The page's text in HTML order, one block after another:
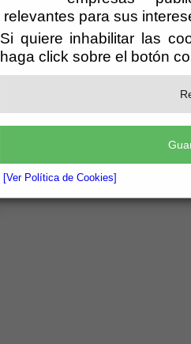
relevantes para sus
Si quiere inhabilitar las
haga click sobre el botón
[Ver Política de Cookies]